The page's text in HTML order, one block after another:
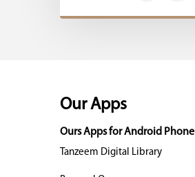
Our Apps
Ours Apps for Android Phone
Tanzeem Digital Library